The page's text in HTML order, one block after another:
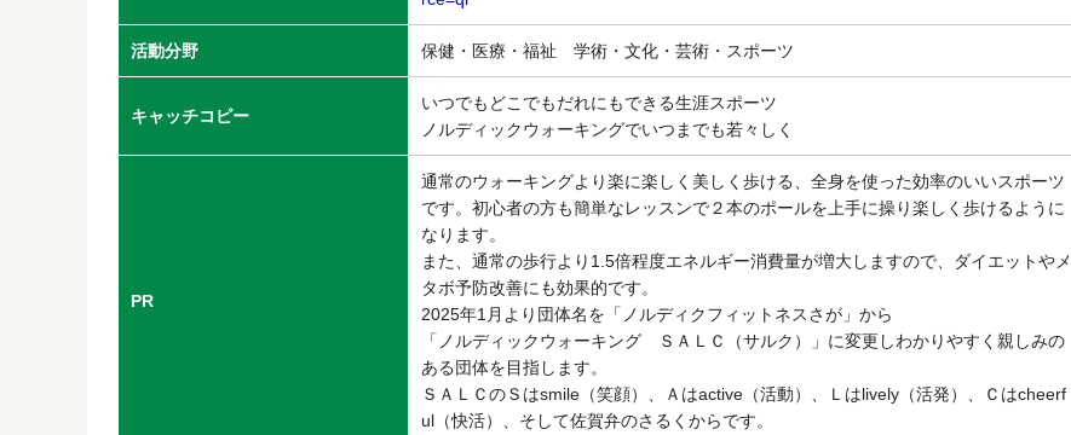
活動分野 保健・医療・福祉 学術・文化・芸術・スポーツ
キャッチコピー
いつでもどこでもだれにもできる生涯スポーツ
ノルディックウォーキングでいつまでも若々しく
PR
通常のウォーキングより楽に楽しく美しく歩ける、全身を使った効率のいいスポーツ
です。初心者の方も簡単なレッスンで２本のポールを上手に操り楽しく歩けるように
なります。
また、通常の歩行より1.5倍程度エネルギー消費量が増大しますので、ダイエットやメ
タボ予防改善にも効果的です。
2025年1月より団体名を「ノルディクフィットネスさが」から
「ノルディックウォーキング ＳＡＬＣ（サルク）」に変更しわかりやすく親しみの
ある団体を目指します。
ＳＡＬＣのＳはsmile（笑顔）、Ａはactive（活動）、Ｌはlively（活発）、Ｃはcheerf
ul（快活）、そして佐賀弁のさるくからです。